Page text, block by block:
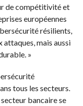
de compétitivité et
européennes
résilients,
attaques, mais aussi
»
tous les secteurs.
secteur bancaire se